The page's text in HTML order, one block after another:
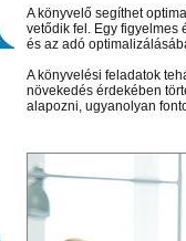
Látogasson el képtárunkba!
A könyvelő segíthet
vetődik fel. Egy figyelmes
és az adó
A könyvelési feladatok
növekedés érdekében
alapozni, ugyanolyan